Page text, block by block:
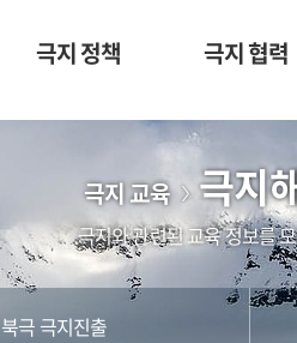
극지 정책 극지 협력
극지 교육 극지
극지와 관련된 교육 정보를
북극 극지진출